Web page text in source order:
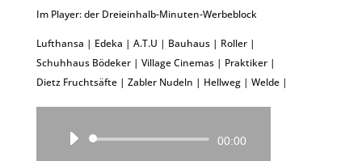
Im Player: der Dreieinhalb-Minuten-Werbeblock
Lufthansa | Edeka | A.T.U | Bauhaus | Roller |
Schuhhaus Bödeker | Village Cinemas | Praktiker |
Dietz Fruchtsäfte | Zabler Nudeln | Hellweg | Welde |
Audio-
00:00